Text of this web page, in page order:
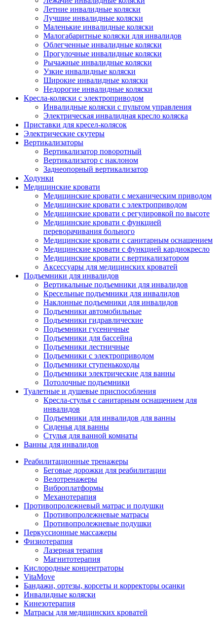
Летние инвалидные коляски
Лучшие инвалидные коляски
Маленькие инвалидные коляски
Малогабаритные коляски для инвалидов
Облегченные инвалидные коляски
Прогулочные инвалидные коляски
Рычажные инвалидные коляски
Узкие инвалидные коляски
Широкие инвалидные коляски
Недорогие инвалидные коляски
Кресла-коляски с электроприводом
Инвалидные коляски с пультом управления
Электрическая инвалидная кресло коляска
Приставки для кресел-колясок
Электрические скутеры
Вертикализаторы
Вертикализатор поворотный
Вертикализатор с наклоном
Заднеопорный вертикализатор
Ходунки
Медицинские кровати
Медицинские кровати с механическим приводом
Медицинские кровати с электроприводом
Медицинские кровати с регулировкой по высоте
Медицинские кровати с функцией
переворачивания больного
Медицинские кровати с санитарным оснащением
Медицинские кровати с функцией кардиокресло
Медицинские кровати с вертикализатором
Аксессуары для медицинских кроватей
Подъемники для инвалидов
Вертикальные подъемники для инвалидов
Кресельные подъемники для инвалидов
Наклонные подъемники для инвалидов
Подъемники автомобильные
Подъемники гидравлические
Подъемники гусеничные
Подъемники для бассейна
Подъемники лестничные
Подъемники с электроприводом
Подъемники ступенькоходы
Подъемники электрические для ванны
Потолочные подъемники
Туалетные и душевые приспособления
Кресла-стулья с санитарным оснащением для
инвалидов
Подъемники для инвалидов для ванны
Сиденья для ванны
Стулья для ванной комнаты
Ванны для инвалидов
Реабилитационные тренажеры
Беговые дорожки для реабилитации
Велотренажеры
Виброплатформы
Механотерапия
Противопролежневый матрас и подушки
Противопролежневые матрасы
Противопролежневые подушки
Перкуссионные массажеры
Физиотерапия
Лазерная терапия
Магнитотерапия
Кислородные концентраторы
VitaMove
Бандажи, ортезы, корсеты и корректоры осанки
Инвалидные коляски
Кинезотерапия
Матрасы для медицинских кроватей